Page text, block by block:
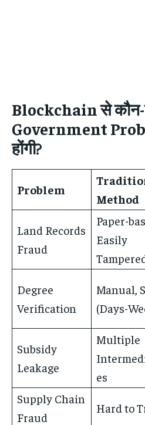
Blockchain से कौन-
Government
होंगी?
Problem
Method
Land Records
Fraud
Paper-
Easily
Degree
Verification
Manual,
(Days-
Subsidy
Leakage
Multiple
es
Supply Chain
Fraud
Hard to